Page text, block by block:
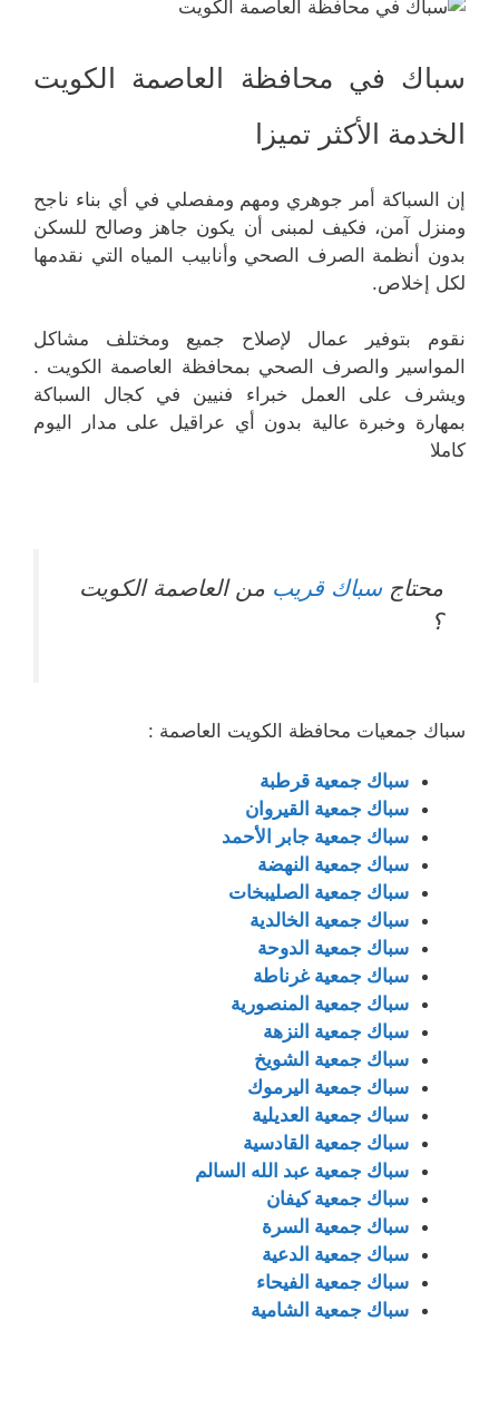
سباك في محافظة العاصمة الكويت
الخدمة الأكثر تميزا
إن السباكة أمر جوهري ومهم ومفصلي في أي بناء ناجح
ومنزل آمن، فكيف لمبنى أن يكون جاهز وصالح للسكن
بدون أنظمة الصرف الصحي وأنابيب المياه التي نقدمها
لكل إخلاص.
نقوم بتوفير عمال لإصلاح جميع ومختلف مشاكل
المواسير والصرف الصحي بمحافظة العاصمة الكويت .
ويشرف على العمل خبراء فنيين في كجال السباكة
بمهارة وخبرة عالية بدون أي عراقيل على مدار اليوم
كاملا
محتاج سباك قريب من العاصمة الكويت
؟
سباك جمعيات محافظة الكويت العاصمة :
سباك جمعية قرطبة
سباك جمعية القيروان
سباك جمعية جابر الأحمد
سباك جمعية النهضة
سباك جمعية الصليبخات
سباك جمعية الخالدية
سباك جمعية الدوحة
سباك جمعية غرناطة
سباك جمعية المنصورية
سباك جمعية النزهة
سباك جمعية الشويخ
سباك جمعية اليرموك
سباك جمعية العديلية
سباك جمعية القادسية
سباك جمعية عبد الله السالم
سباك جمعية كيفان
سباك جمعية السرة
سباك جمعية الدعية
سباك جمعية الفيحاء
سباك جمعية الشامية